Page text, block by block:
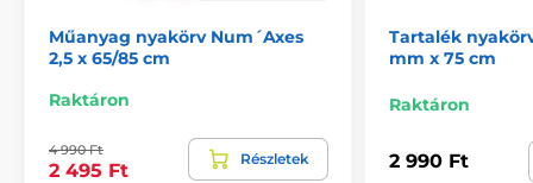
Műanyag nyakörv Num´Axes
2,5 x 65/85 cm
Raktáron
4 990 Ft
2 495 Ft
Részletek
Tartalék
mm x 75 cm
Raktáron
2 990 Ft